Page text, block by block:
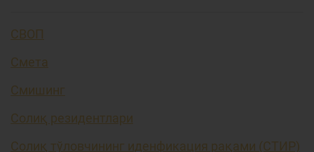
СВОП
Смета
Смишинг
Солиқ резидентлари
Солиқ тўловчининг иденфикация рақами (СТИР)